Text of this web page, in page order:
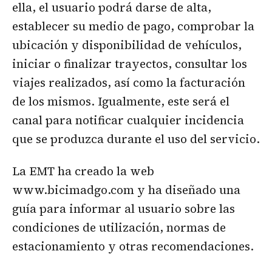
ella, el usuario podrá darse de alta,
establecer su medio de pago, comprobar la
ubicación y disponibilidad de vehículos,
iniciar o finalizar trayectos, consultar los
viajes realizados, así como la facturación
de los mismos. Igualmente, este será el
canal para notificar cualquier incidencia
que se produzca durante el uso del servicio.
La EMT ha creado la web
www.bicimadgo.com y ha diseñado una
guía para informar al usuario sobre las
condiciones de utilización, normas de
estacionamiento y otras recomendaciones.